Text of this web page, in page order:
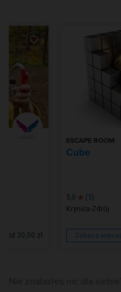
od 30,00 zł
ESCAPE ROOM
Cube
5,0
(1)
Krynica-Zdrój
Zobacz więcej